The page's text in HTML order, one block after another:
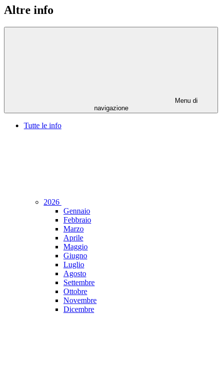
Altre info
Menu di
navigazione
Tutte le info
2026
Gennaio
Febbraio
Marzo
Aprile
Maggio
Giugno
Luglio
Agosto
Settembre
Ottobre
Novembre
Dicembre